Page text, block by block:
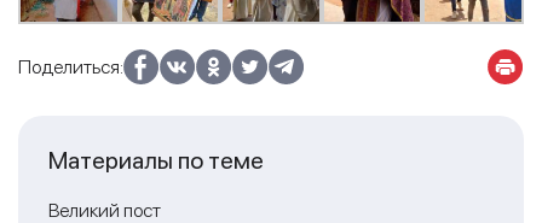
Поделиться:
Материалы по теме
Великий пост